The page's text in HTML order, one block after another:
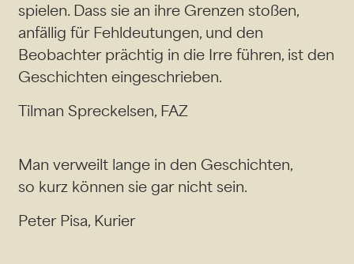
spielen. Dass sie an ihre Grenzen stoßen,
anfällig für Fehldeutungen, und den
Beobachter prächtig in die Irre führen, ist den
Geschichten eingeschrieben.
Tilman Spreckelsen, FAZ
Man verweilt lange in den Geschichten,
so kurz können sie gar nicht sein.
Peter Pisa, Kurier